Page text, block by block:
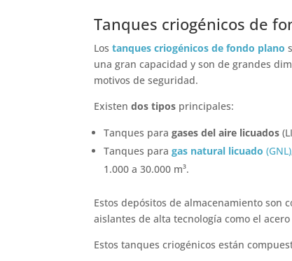
Tanques criogénicos de
Los tanques criogénicos de fondo plano
una gran capacidad y son de grandes
motivos de seguridad.
Existendos tipos principales:
Tanques paragases del aire licuados
Tanques paragas natural licuado (GNL)
1.000 a 30.000 m³.
Estos depósitos de almacenamiento
aislantes de alta tecnología como el
Estos tanques criogénicos están